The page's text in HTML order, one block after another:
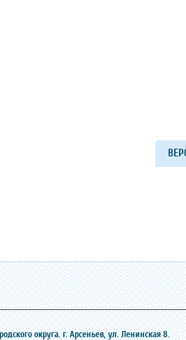
округа. г. Арсеньев, ‎ул. Ленинская 8.